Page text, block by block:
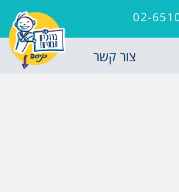
02-
צור קשר